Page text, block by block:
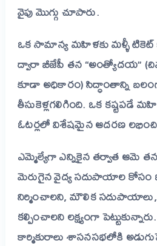
వైపు మొగ్గు చూపారు.
ఒక సామాన్య మహిళకు మళ్ళీ టికెట్
ద్వారా బీజేపీ తన “అంత్యోదయ”
కూడా అధికారం) సిద్ధాంతాన్ని
తీసుకెళ్లగలిగింది. ఒక కష్టపడే
ఓటర్లలో విశేషమైన ఆదరణ
ఎమ్మెల్యేగా ఎన్నికైన తర్వాత ఆమె
మెరుగైన వైద్య సదుపాయాల కోసం
నిర్మించాలని, మౌలిక
కల్పించాలని లక్ష్యంగా పెట్టుకున్నారు.
కార్మికురాలు శాసనసభలోకి